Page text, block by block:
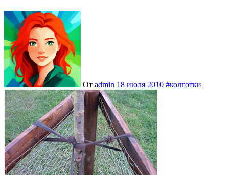
От admin 18 июля 2010 #колготки